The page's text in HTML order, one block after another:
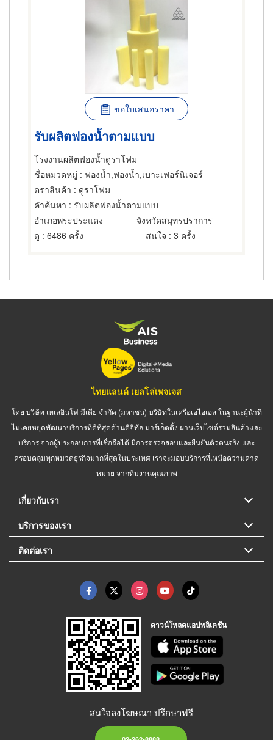
ขอใบเสนอราคา
รับผลิตฟองน้ำตามแบบ
โรงงานผลิตฟองน้ำดูราโฟม
ชื่อหมวดหมู่ : ฟองน้ำ,ฟองน้ำ,เบาะเฟอร์นิเจอร์
ตราสินค้า : ดูราโฟม
คำค้นหา : รับผลิตฟองน้ำตามแบบ
อำเภอพระประแดง
จังหวัดสมุทรปราการ
ดู : 6486 ครั้ง สนใจ : 3 ครั้ง
ไทยแลนด์ เยลโล่เพจเจส
โดย บริษัท เทเลอินโฟ มีเดีย จำกัด (มหาชน) บริษัทในเครือเอไอเอส ในฐานะผู้นำที่
ไม่เคยหยุดพัฒนาบริการที่ดีที่สุดด้านดิจิทัล มาร์เก็ตติ้ง ผ่านเว็บไซต์รวมสินค้าและ
บริการ จากผู้ประกอบการที่เชื่อถือได้ มีการตรวจสอบและยืนยันตัวตนจริง และ
ครอบคลุมทุกหมวดธุรกิจมากที่สุดในประเทศ เราจะมอบบริการที่เหนือความคาด
หมาย จากทีมงานคุณภาพ
เกี่ยวกับเรา
บริการของเรา
ติดต่อเรา
ดาวน์โหลดแอปพลิเคชัน
สนใจลงโฆษณา ปรึกษาฟรี